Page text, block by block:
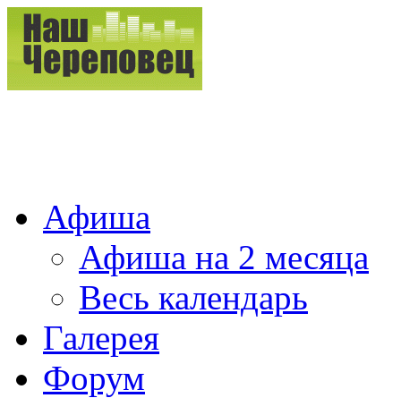
Афиша
Афиша на 2 месяца
Весь календарь
Галерея
Форум